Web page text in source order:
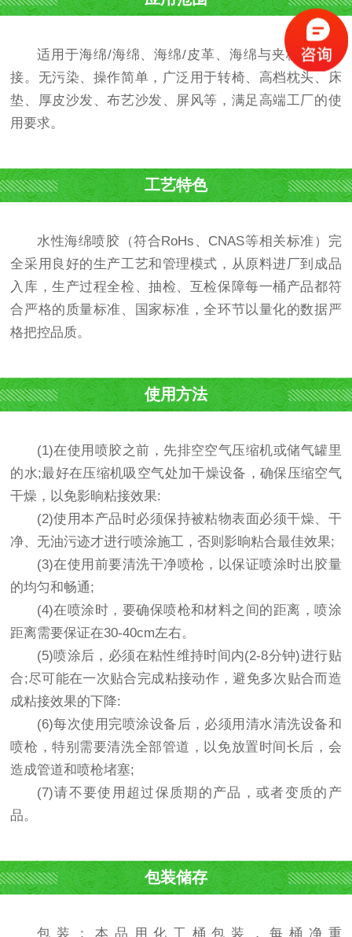
适用于海绵/海绵、海绵/皮革、海绵与夹板等的粘
接。无污染、操作简单，广泛用于转椅、高档枕头、床
垫、厚皮沙发、布艺沙发、屏风等，满足高端工厂的使
用要求。
工艺特色
水性海绵喷胶（符合RoHs、CNAS等相关标准）完
全采用良好的生产工艺和管理模式，从原料进厂到成品
入库，生产过程全检、抽检、互检保障每一桶产品都符
合严格的质量标准、国家标准，全环节以量化的数据严
格把控品质。
使用方法
(1)在使用喷胶之前，先排空空气压缩机或储气罐里
的水;最好在压缩机吸空气处加干燥设备，确保压缩空气
干燥，以免影晌粘接效果:
(2)使用本产品时必须保持被粘物表面必须干燥、干
净、无油污迹才进行喷涂施工，否则影晌粘合最佳效果;
(3)在使用前要清洗干净喷枪，以保证喷涂时出胶量
的均匀和畅通;
(4)在喷涂时，要确保喷枪和材料之间的距离，喷涂
距离需要保证在30-40cm左右。
(5)喷涂后，必须在粘性维持时间内(2-8分钟)进行贴
合;尽可能在一次贴合完成粘接动作，避免多次贴合而造
成粘接效果的下降:
(6)每次使用完喷涂设备后，必须用清水清洗设备和
喷枪，特别需要清洗全部管道，以免放置时间长后，会
造成管道和喷枪堵塞;
(7)请不要使用超过保质期的产品，或者变质的产
品。
包装储存
包装：本品用化工桶包装，每桶净重